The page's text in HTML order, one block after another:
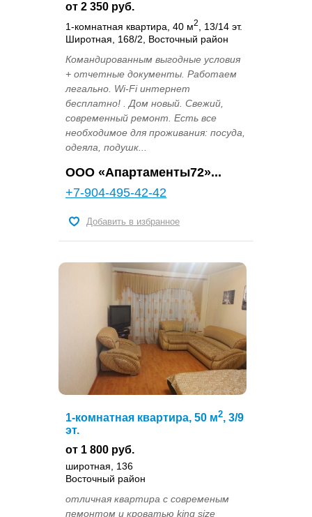
от 2 350 руб.
1-комнатная квартира, 40 м2
, 13/14 эт.
Широтная, 168/2, Восточный район
Командированным выгодные условия
+ отчетные документы. Работаем
легально. Wi-Fi интернет
бесплатно! . Дом новый. Свежий,
современный ремонт. Есть все
необходимое для проживания: посуда,
одеяла, подушк...
OOO «Апартаменты72»...
+7-904-495-42-42
Добавить в избранное
1-комнатная квартира, 50 м2, 3/9
эт.
от 1 800 руб.
широтная, 136
Восточный район
отличная квартира с современым
пемонтом и кроватью king size